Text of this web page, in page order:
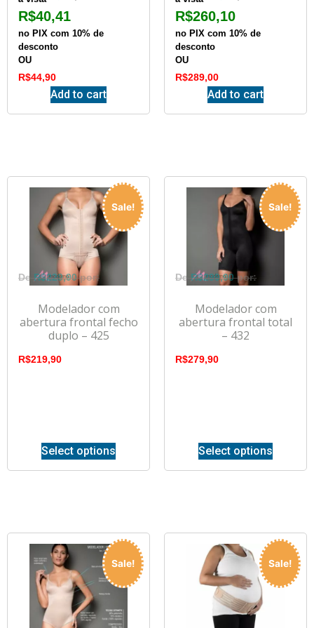
R$44,90
R$40,41
no PIX com 10% de
desconto
OU
Add to cart
R$289,00
R$260,10
no PIX com 10% de
desconto
OU
Add to cart
Sale!
Modelador com
abertura frontal fecho
duplo – 425
R$229,90
R$219,90
Select options
Sale!
Modelador com
abertura frontal total
– 432
R$299,90
R$279,90
Select options
Sale! Sale!